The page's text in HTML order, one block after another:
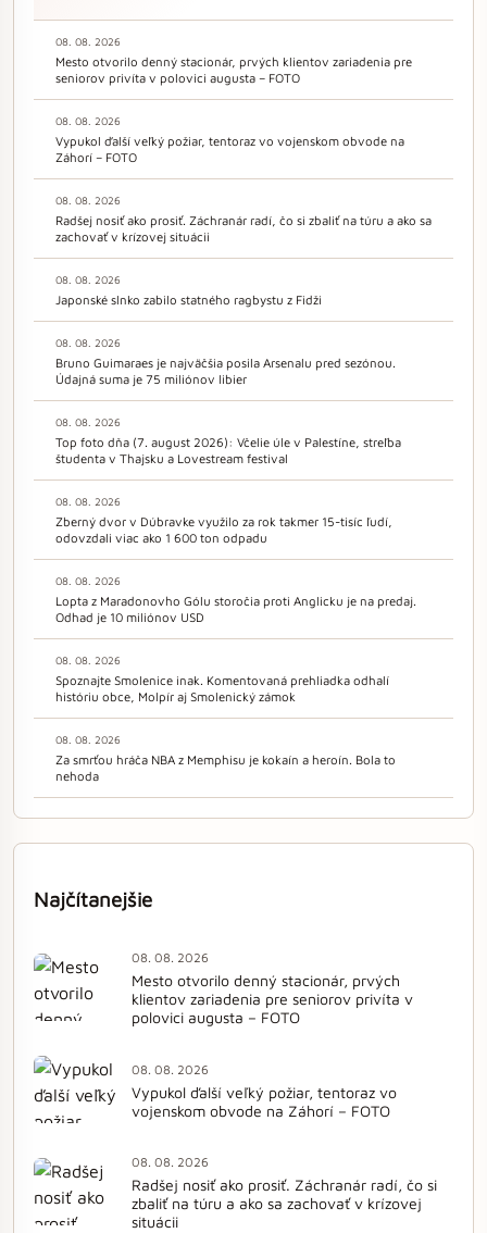
08. 08. 2026
Mesto otvorilo denný stacionár, prvých klientov zariadenia pre
seniorov privíta v polovici augusta – FOTO
08. 08. 2026
Vypukol ďalší veľký požiar, tentoraz vo vojenskom obvode na
Záhorí – FOTO
08. 08. 2026
Radšej nosiť ako prosiť. Záchranár radí, čo si zbaliť na túru a ako sa
zachovať v krízovej situácii
08. 08. 2026
Japonské slnko zabilo statného ragbystu z Fidži
08. 08. 2026
Bruno Guimaraes je najväčšia posila Arsenalu pred sezónou.
Údajná suma je 75 miliónov libier
08. 08. 2026
Top foto dňa (7. august 2026): Včelie úle v Palestíne, streľba
študenta v Thajsku a Lovestream festival
08. 08. 2026
Zberný dvor v Dúbravke využilo za rok takmer 15-tisíc ľudí,
odovzdali viac ako 1 600 ton odpadu
08. 08. 2026
Lopta z Maradonovho Gólu storočia proti Anglicku je na predaj.
Odhad je 10 miliónov USD
08. 08. 2026
Spoznajte Smolenice inak. Komentovaná prehliadka odhalí
históriu obce, Molpír aj Smolenický zámok
08. 08. 2026
Za smrťou hráča NBA z Memphisu je kokaín a heroín. Bola to
nehoda
Najčítanejšie
08. 08. 2026
Mesto otvorilo denný stacionár, prvých
klientov zariadenia pre seniorov privíta v
polovici augusta – FOTO
08. 08. 2026
Vypukol ďalší veľký požiar, tentoraz vo
vojenskom obvode na Záhorí – FOTO
08. 08. 2026
Radšej nosiť ako prosiť. Záchranár radí, čo si
zbaliť na túru a ako sa zachovať v krízovej
situácii